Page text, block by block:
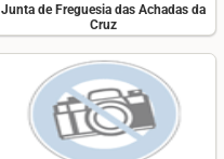
Junta de Freguesia das Achadas da
Cruz